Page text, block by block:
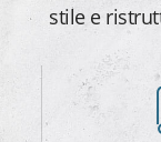
stile e